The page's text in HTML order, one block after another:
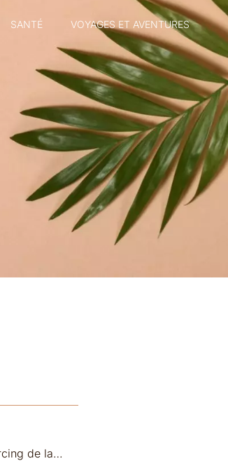
SANTÉ VOYAGES ET AVENTURES
Comprendre le piercing de la langue